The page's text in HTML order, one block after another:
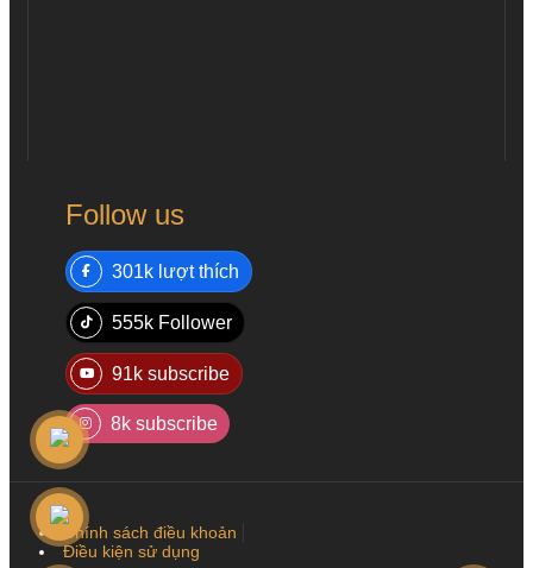
Follow us
301k lượt thích
555k Follower
91k subscribe
8k subscribe
Chính sách điều khoản
Điều kiện sử dụng